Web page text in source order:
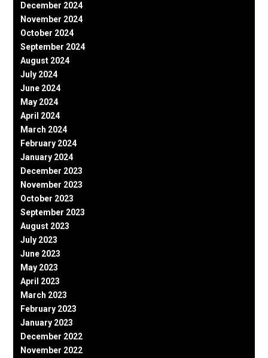
December 2024
November 2024
October 2024
September 2024
August 2024
July 2024
June 2024
May 2024
April 2024
March 2024
February 2024
January 2024
December 2023
November 2023
October 2023
September 2023
August 2023
July 2023
June 2023
May 2023
April 2023
March 2023
February 2023
January 2023
December 2022
November 2022